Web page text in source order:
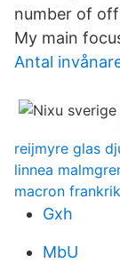
number of
My main
Antal
reijmyre glas
linnea
macron
Gxh
MbU